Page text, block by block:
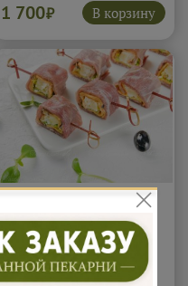
1 700₽ В корзину
Парма с сыром (10шт)
Вес 1 шт - 20 гр. Ролл из
пармской ветчины,
фаршированный сыром
«Моцарелла» и «Чеддер» с
запечёнными баклажанами.